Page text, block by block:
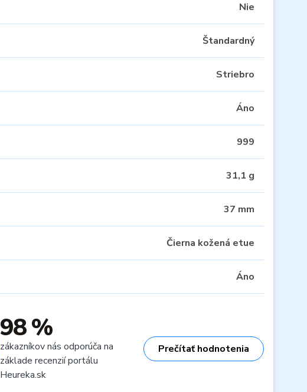
Nie
Štandardný
Striebro
Áno
999
31,1 g
37 mm
Čierna kožená etue
Áno
98 %
zákazníkov nás odporúča na
základe recenzií portálu
Heureka.sk
Prečítať hodnotenia